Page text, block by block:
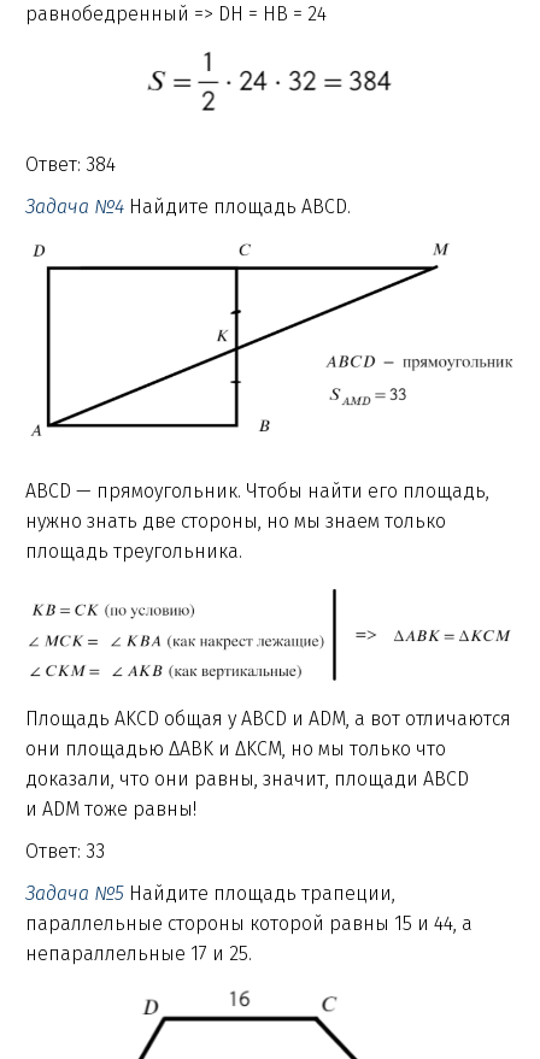
равнобедренный => DH = HB = 24
Ответ: 384
Задача №4 Найдите площадь ABCD.
ABCD — прямоугольник. Чтобы найти его площадь,
нужно знать две стороны, но мы знаем только
площадь треугольника.
Площадь AKCD общая у ABCD и ADM, а вот отличаются
они площадью ΔABK и ΔKCM, но мы только что
доказали, что они равны, значит, площади ABCD
и ADM тоже равны!
Ответ: 33
Задача №5 Найдите площадь трапеции,
параллельные стороны которой равны 15 и 44, а
непараллельные 17 и 25.